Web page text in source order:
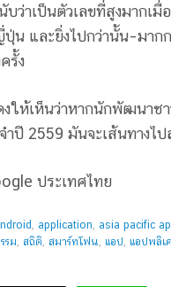
บว่าเป็นตัวเลขที่สูงมากเ
ปุ่น และยิ่งไปกว่านั้น–มา
รั้ง
ให้เห็นว่าหากนักพัฒนาช
ปี 2559 มันจะเส้นทางไ
ประเทศไทย
application asia pacific
รม สถิติ สมาร์ทโฟน แอป แอปพลิเ